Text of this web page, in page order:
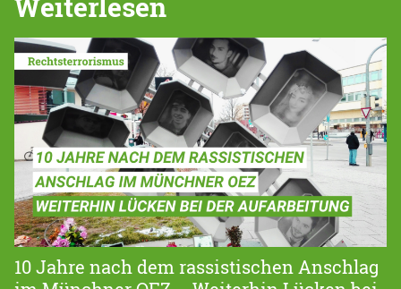
10 Jahre nach dem rassistischen Anschlag